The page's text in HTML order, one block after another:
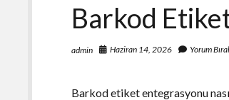
Barkod
admin Haziran 14, 2026 Yorum
Barkod etiket entegrasyonu